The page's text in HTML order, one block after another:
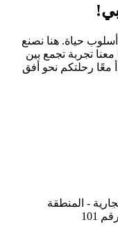
حياة. هنا نصنع
تجربة تجمع بين
معًا رحلتكم نحو أفق
- المنطقة
101